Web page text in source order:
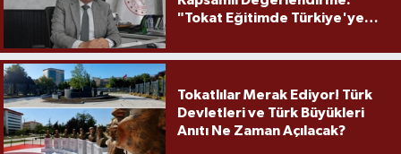
"Tokat Eğitimde Türkiye'ye
Tokatlılar Merak Ediyor! Türk
Devletleri ve Türk Büyükleri
Anıtı Ne Zaman Açılacak?